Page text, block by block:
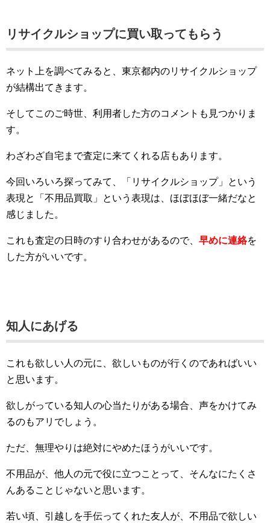
リサイクルショップに買い取ってもらう
ネット上を調べてみると、東京都内のリサイクルショップ
が結構出てきます。
そしてこのご時世、利用者した方のコメントも見つかりま
す。
わざわざ自宅まで査定に来てくれる店もあります。
今回いろいろ探ってみて、「リサイクルショップ」という
表現と「不用品買取」という表現は、ほぼほぼ一緒だなと
感じました。
これも査定の日時のすり合わせがあるので、 早めに連絡を
した方がいいです。
知人にあげる
これも欲しい人の元に、欲しいものが行くのであればいい
と思います。
欲しがっている知人の心当たりがある場合、声をかけてみ
るのもアリでしょう。
ただ、無理やりは絶対にやめたほうがいいです。
不用品が、他人の元で役に立つことって、そんなにたくさ
んあることじゃないと思います。
若い頃、引越しを手伝ってくれた友人が、不用品で欲しい